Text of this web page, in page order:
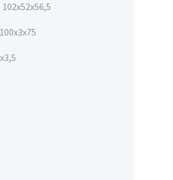
102x52x56,5
100x3x75